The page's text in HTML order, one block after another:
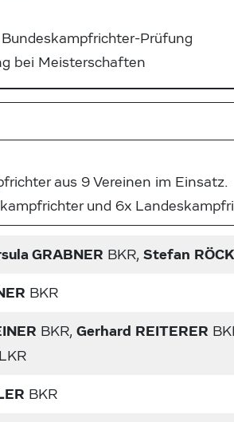
Prüfung
bei Meisterschaften
aus 9 Vereinen im Einsatz.
und 6x
GRABNER BKR, Stefan RÖCK
BKR
BKR, Gerhard REITERER
LKR
BKR